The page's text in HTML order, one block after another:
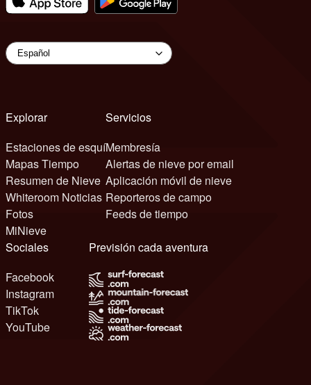
Explorar
Estaciones de esquí
Mapas Tiempo
Resumen de Nieve
Whiteroom Noticias
Fotos
MiNieve
Servicios
Membresía
Alertas de nieve por email
Aplicación móvil de nieve
Reporteros de campo
Feeds de tiempo
Sociales
Facebook
Instagram
TikTok
YouTube
Previsión cada aventura